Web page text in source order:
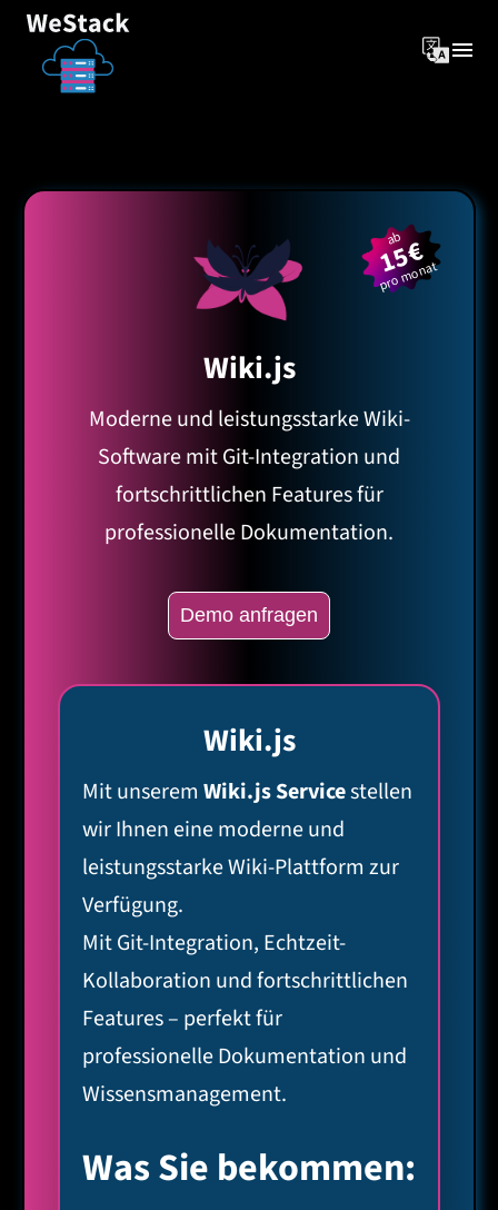
Wiki.js
Moderne und leistungsstarke Wiki-
Software mit Git-Integration und
fortschrittlichen Features für
professionelle Dokumentation.
ab
15€
pro monat
Demo anfragen
Wiki.js
Mit unserem Wiki.js Servicestellen
wir Ihnen eine moderne und
leistungsstarke Wiki-Plattform zur
Verfügung.
Mit Git-Integration, Echtzeit-
Kollaboration und fortschrittlichen
Features – perfekt für
professionelle Dokumentation und
Wissensmanagement.
Was Sie bekommen: